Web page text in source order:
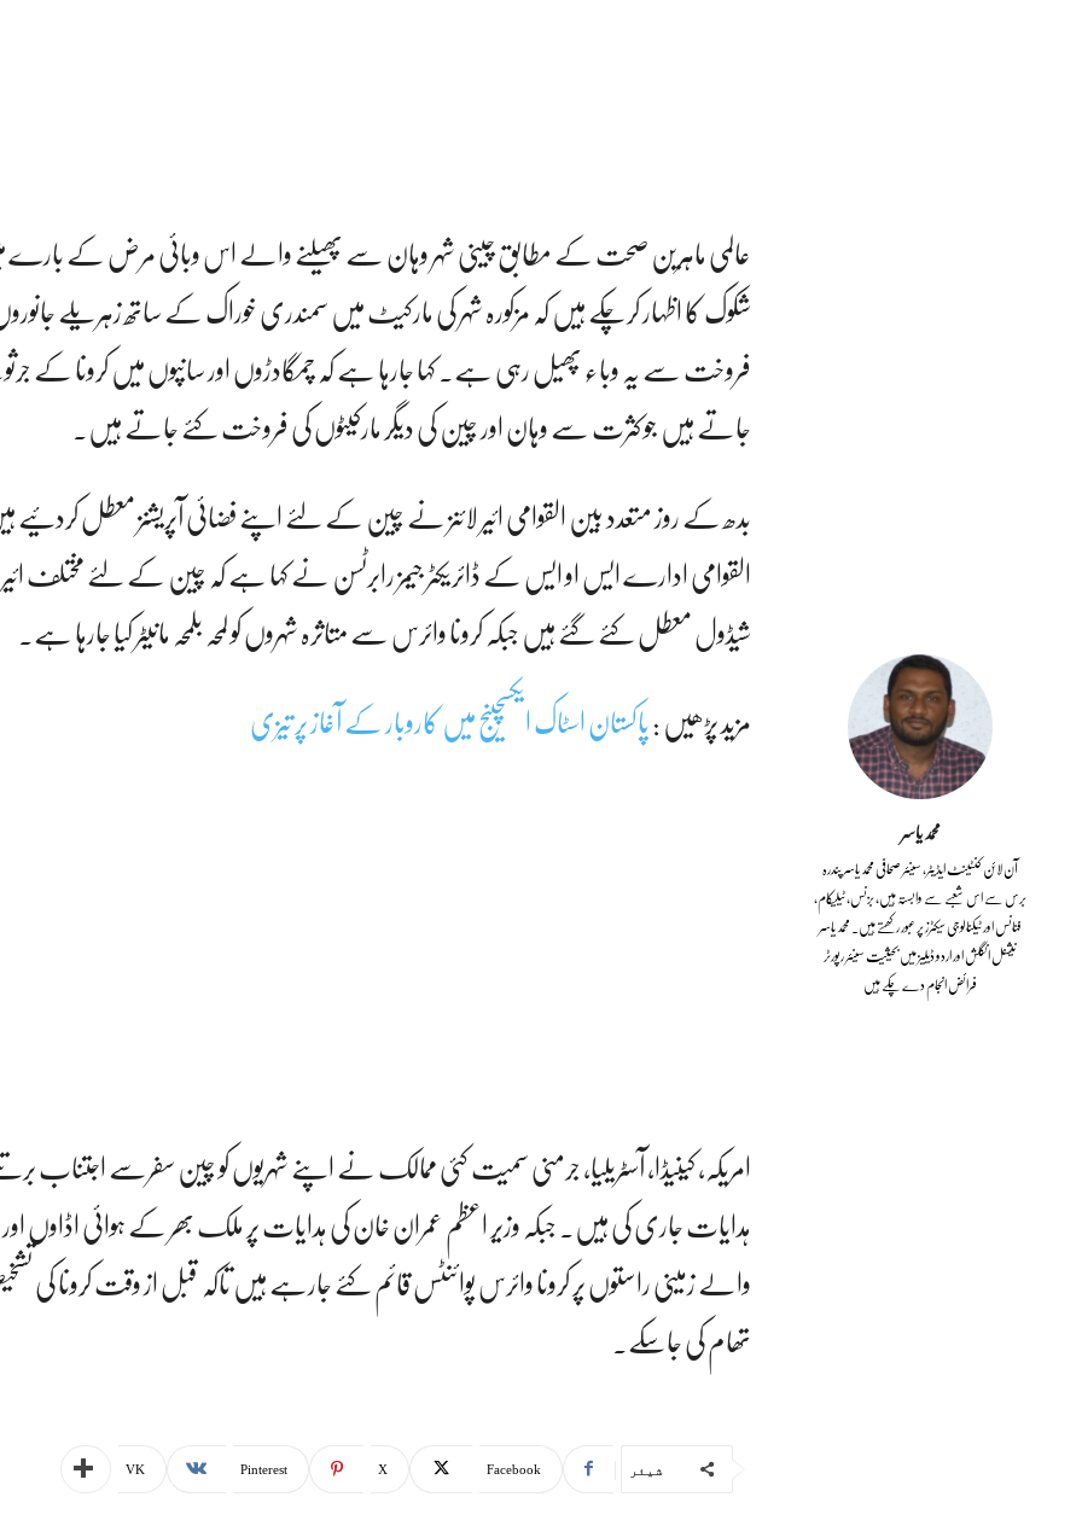
عالمی ماہرین صحت کے مطابق چینی شہر وہان سے پھیلنے والے اس وبائی مرض کے
شکوک کا اظہار کرچکے ہیں کہ مزکورہ شہر کی مارکیٹ میں سمندری خوراک کے ساتھ زہریلے
فروخت سے یہ وباء پھیل رہی ہے۔ کہا جارہا ہے کہ چمگادڑوں اور سانپوں میں کرونا کے
جاتے ہیں جو کثرت سے وہان اور چین کی دیگر مارکیٹوں کی فروخت کئے جاتے ہیں۔
بدھ کے روز متعدد بین القوامی ائیر لائنز نے چین کے لئے اپنے فضائی آپریشنز معطل
القوامی ادارے ایس او ایس کے ڈائریکٹر جیمز رابرٹسن نے کہا ہے کہ چین کے لئے مختلف
شیڈول معطل کئے گئے ہیں جبکہ کرونا وائرس سے متاثرہ شہروں کو لمحہ بلمحہ مانیٹر کیا جارہا ہے۔
مزید پڑھیں :پاکستان اسٹاک ایکسچینج میں کاروبار کے آغاز پر تیزی
امریکہ، کینیڈا، آسٹریلیا، جرمنی سمیت کئی ممالک نے اپنے شہریوں کو چین سفرسے اجتناب
ہدایات جاری کی ہیں۔ جبکہ وزیر اعظم عمران خان کی ہدایات پر ملک بھر کے ہوائی اڈاوں
والے زمینی راستوں پر کرونا وائرس پوائنٹس قائم کئے جارہے ہیں تاکہ قبل از وقت کرونا کی
تھام کی جاسکے۔
شیئر Facebook
X
Pinterest
VK
محمد یاسر
آن لائن کنٹینٹ ایڈیٹر، سینئر صحافی محمد یاسر پندرہ
برس سے اس شعبے سے وابستہ ہیں، بزنس، ٹیلیکام،
فنانس اور ٹیکنالوجی سیکٹرز پر عبور رکھتے ہیں۔ محمد یاسر
نیشنل انگلش اور اردو ڈیلیز میں بحیثیت سینئر رپورٹر
فرائض انجام دے چکے ہیں